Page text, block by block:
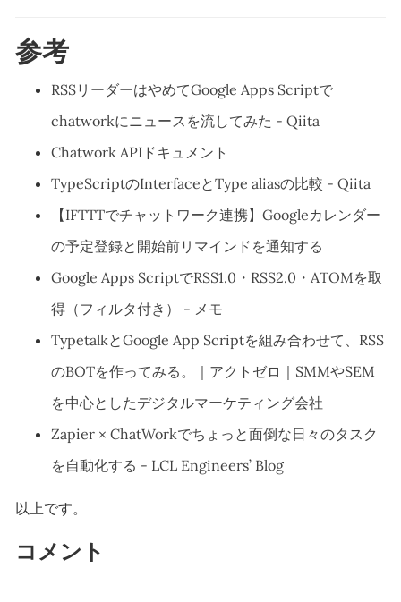
参考
RSSリーダーはやめてGoogle Apps Scriptで
chatworkにニュースを流してみた - Qiita
Chatwork APIドキュメント
TypeScriptのInterfaceとType aliasの比較 - Qiita
【IFTTTでチャットワーク連携】Googleカレンダー
の予定登録と開始前リマインドを通知する
Google Apps ScriptでRSS1.0・RSS2.0・ATOMを取
得（フィルタ付き） - メモ
TypetalkとGoogle App Scriptを組み合わせて、RSS
のBOTを作ってみる。｜アクトゼロ｜SMMやSEM
を中心としたデジタルマーケティング会社
Zapier × ChatWorkでちょっと面倒な日々のタスク
を自動化する - LCL Engineers’ Blog
以上です。
コメント